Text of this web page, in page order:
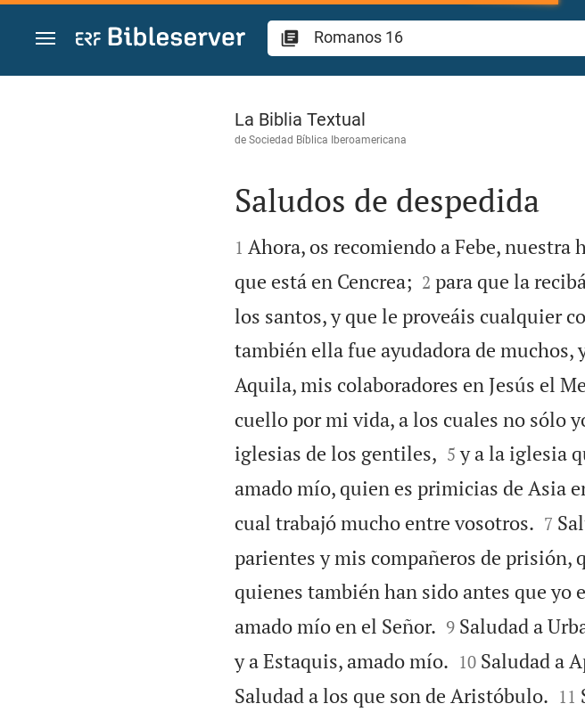
Ir a un contenido
Romanos 16
La Biblia Textual
de Sociedad Bíblica Iberoamericana

Saludos de despedida

1 Ahora, os recomiendo a Febe, nuestra
que está en Cencrea;
2 para que la
los santos, y que le proveáis cualquier
también ella fue ayudadora de muchos,
Aquila, mis colaboradores en Jesús el
cuello por mi vida, a los cuales no sólo
iglesias de los gentiles,
5 y a la iglesia
amado mío, quien es primicias de Asia
cual trabajó mucho entre vosotros.
7
parientes y mis compañeros de prisión,
quienes también han sido antes que yo
amado mío en el Señor.
9 Saludad a
y a Estaquis, amado mío.
10 Saludad a
Saludad a los que son de Aristóbulo.
11